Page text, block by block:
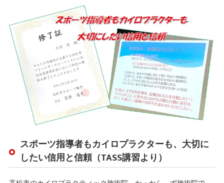
スポーツ指導者もカイロプラクターも、大切に
したい信用と信頼（TASS講習より）